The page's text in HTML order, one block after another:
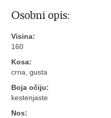
Osobni opis:
Visina:
160
Kosa:
crna, gusta
Boja očiju:
kestenjaste
Nos: